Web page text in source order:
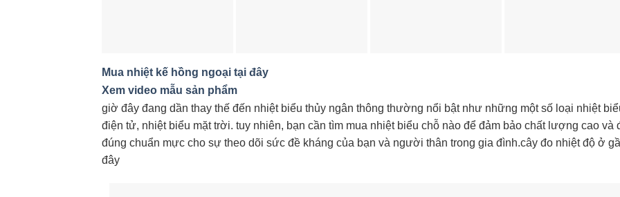
Mua nhiệt kế hồng ngoại tại đây
Xem video mẫu sản phẩm
giờ đây đang dần thay thế đến nhiệt biểu thủy ngân thông thường nổi bật như những một số loại nhiệt
điện tử, nhiệt biểu mặt trời. tuy nhiên, bạn cần tìm mua nhiệt biểu chỗ nào để đảm bảo chất lượng cao và
đúng chuẩn mực cho sự theo dõi sức đề kháng của bạn và người thân trong gia đình.cây đo nhiệt độ ở
đây